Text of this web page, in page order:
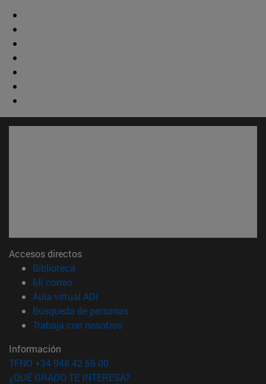
Accesos directos
Biblioteca
Mi correo(abre en nueva ventana)
Aula virtual ADI
Búsqueda de personas(abre en nueva ventana)
Trabaja con nosotros(abre en nueva ventana)
Información
TFNO +34 948 42 56 00
¿QUÉ GRADO TE INTERESA?